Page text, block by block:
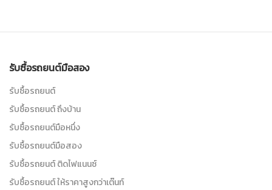
รับซื้อรถยนต์มือสอง
รับซื้อรถยนต์
รับซื้อรถยนต์ ถึงบ้าน
รับซื้อรถยนต์มือหนึ่ง
รับซื้อรถยนต์มือสอง
รับซื้อรถยนต์ ติดไฟแนนซ์
รับซื้อรถยนต์ ให้ราคาสูงกว่าเต๊นท์